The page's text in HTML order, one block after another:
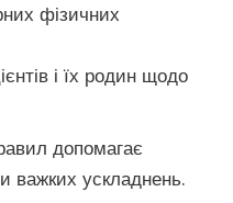
фізичних
і їх родин щодо
допомагає
важких ускладнень.